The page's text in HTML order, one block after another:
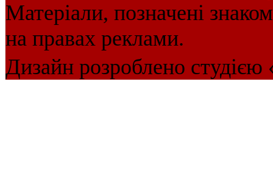
Матеріали, позначені
на правах реклами.
Дизайн розроблено студією